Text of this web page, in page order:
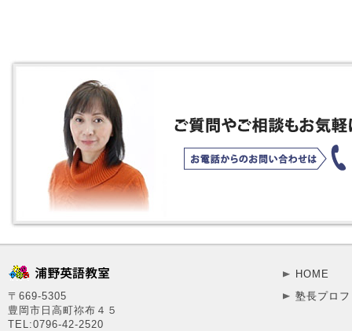
〒669-5305
豊岡市日高町祢布４５
TEL:0796-42-2520
HOME
塾長プロ